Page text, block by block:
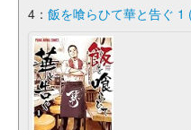
4： 飯を喰らひて華と告ぐ 1